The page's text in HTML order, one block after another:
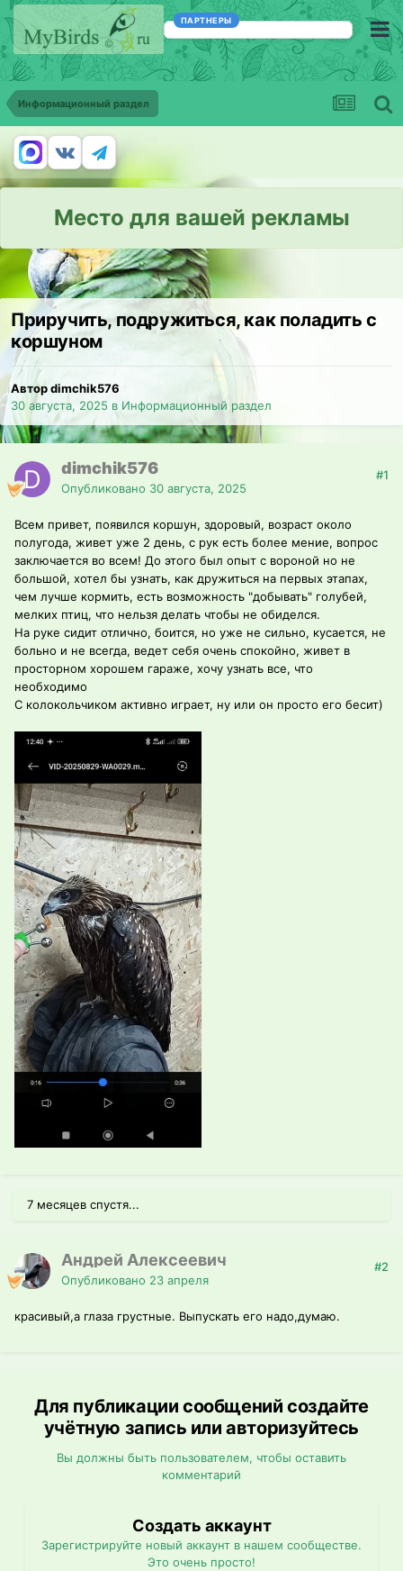
ПАРТНЕРЫ
Информационный раздел
Место для вашей рекламы
Приручить, подружиться, как поладить с
коршуном
Автор dimchik576
30 августа, 2025 в Информационный раздел
dimchik576
Опубликовано 30 августа, 2025
#1
Всем привет, появился коршун, здоровый, возраст около
полугода, живет уже 2 день, с рук есть более мение, вопрос
заключается во всем! До этого был опыт с вороной но не
большой, хотел бы узнать, как дружиться на первых этапах,
чем лучше кормить, есть возможность "добывать" голубей,
мелких птиц, что нельзя делать чтобы не обиделся.
На руке сидит отлично, боится, но уже не сильно, кусается, не
больно и не всегда, ведет себя очень спокойно, живет в
просторном хорошем гараже, хочу узнать все, что
необходимо
С колокольчиком активно играет, ну или он просто его бесит)
7 месяцев спустя...
Андрей Алексеевич
Опубликовано 23 апреля
#2
красивый,а глаза грустные. Выпускать его надо,думаю.
Для публикации сообщений создайте
учётную запись или авторизуйтесь
Вы должны быть пользователем, чтобы оставить
комментарий
Создать аккаунт
Зарегистрируйте новый аккаунт в нашем сообществе.
Это очень просто!